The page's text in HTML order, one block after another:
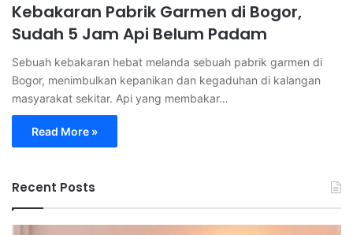
Kebakaran Pabrik Garmen di Bogor,
Sudah 5 Jam Api Belum Padam
Sebuah kebakaran hebat melanda sebuah pabrik garmen di
Bogor, menimbulkan kepanikan dan kegaduhan di kalangan
masyarakat sekitar. Api yang membakar…
Read More »
Recent Posts